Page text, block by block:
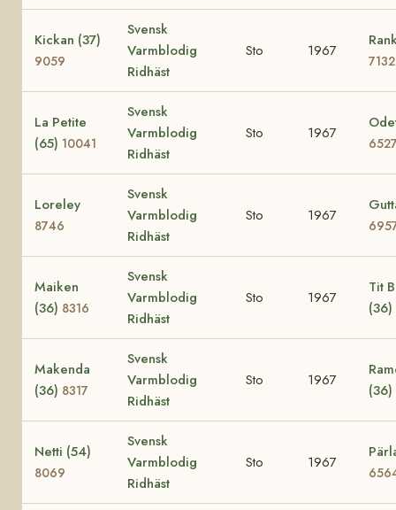
Kickan (37)
9059
Svensk
Varmblodig
Ridhäst
Sto 1967
7132
La Petite
(65) 10041
Svensk
Varmblodig
Ridhäst
Sto 1967
Loreley
8746
Svensk
Varmblodig
Ridhäst
Sto 1967
Maiken
(36) 8316
Svensk
Varmblodig
Ridhäst
Sto 1967
Tit
(36)
Makenda
(36) 8317
Svensk
Varmblodig
Ridhäst
Sto 1967
(36)
Netti (54)
8069
Svensk
Varmblodig
Ridhäst
Sto 1967